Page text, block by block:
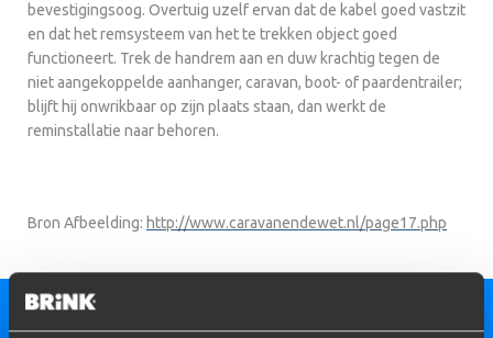
bevestigingsoog. Overtuig uzelf ervan dat de kabel goed vastzit
en dat het remsysteem van het te trekken object goed
functioneert. Trek de handrem aan en duw krachtig tegen de
niet aangekoppelde aanhanger, caravan, boot- of paardentrailer;
blijft hij onwrikbaar op zijn plaats staan, dan werkt de
reminstallatie naar behoren.
Bron Afbeelding: http://www.caravanendewet.nl/page17.php